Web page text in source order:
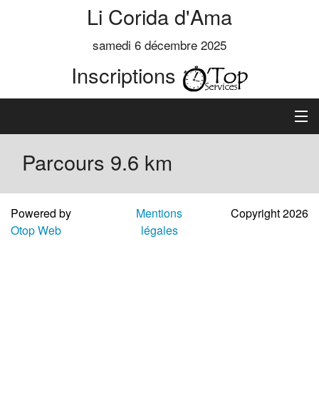
Li Corida d'Ama
samedi 6 décembre 2025
Inscriptions
Accueil
Règlement
Parcours 9.6 km
Powered by
Otop Web
Mentions
légales
Copyright 2026